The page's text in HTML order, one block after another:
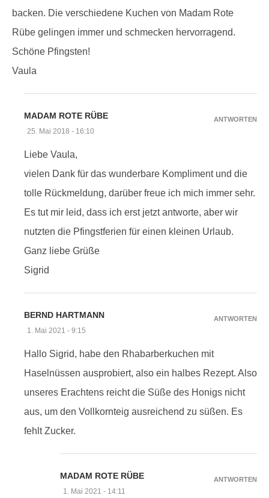
backen. Die verschiedene Kuchen von Madam Rote
Rübe gelingen immer und schmecken hervorragend.
Schöne Pfingsten!
Vaula
MADAM ROTE RÜBE
25. Mai 2018 - 16:10
Liebe Vaula,
vielen Dank für das wunderbare Kompliment und die
tolle Rückmeldung, darüber freue ich mich immer sehr.
Es tut mir leid, dass ich erst jetzt antworte, aber wir
nutzten die Pfingstferien für einen kleinen Urlaub.
Ganz liebe Grüße
Sigrid
ANTWORTEN
BERND HARTMANN
1. Mai 2021 - 9:15
Hallo Sigrid, habe den Rhabarberkuchen mit
Haselnüssen ausprobiert, also ein halbes Rezept. Also
unseres Erachtens reicht die Süße des Honigs nicht
aus, um den Vollkornteig ausreichend zu süßen. Es
fehlt Zucker.
ANTWORTEN
MADAM ROTE RÜBE
1. Mai 2021 - 14:11
ANTWORTEN